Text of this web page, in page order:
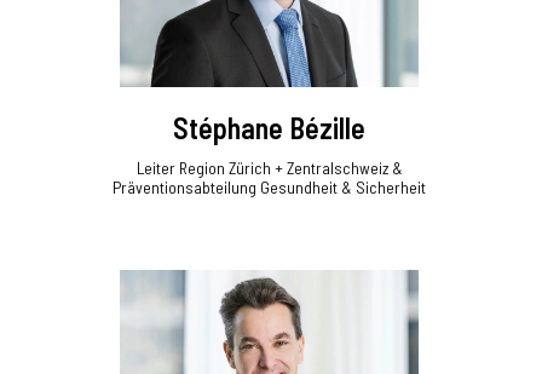
Stéphane Bézille
Leiter Region Zürich + Zentralschweiz &
Präventionsabteilung Gesundheit & Sicherheit